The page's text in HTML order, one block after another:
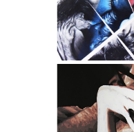
-
Aérosols et
- Châssis